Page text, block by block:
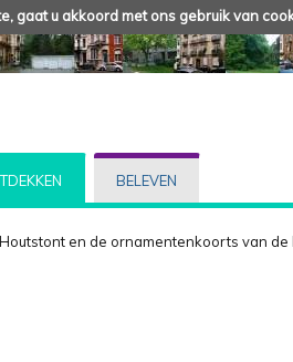
gaat u akkoord met ons gebruik van
BELEVEN
en de ornamentenkoorts van de